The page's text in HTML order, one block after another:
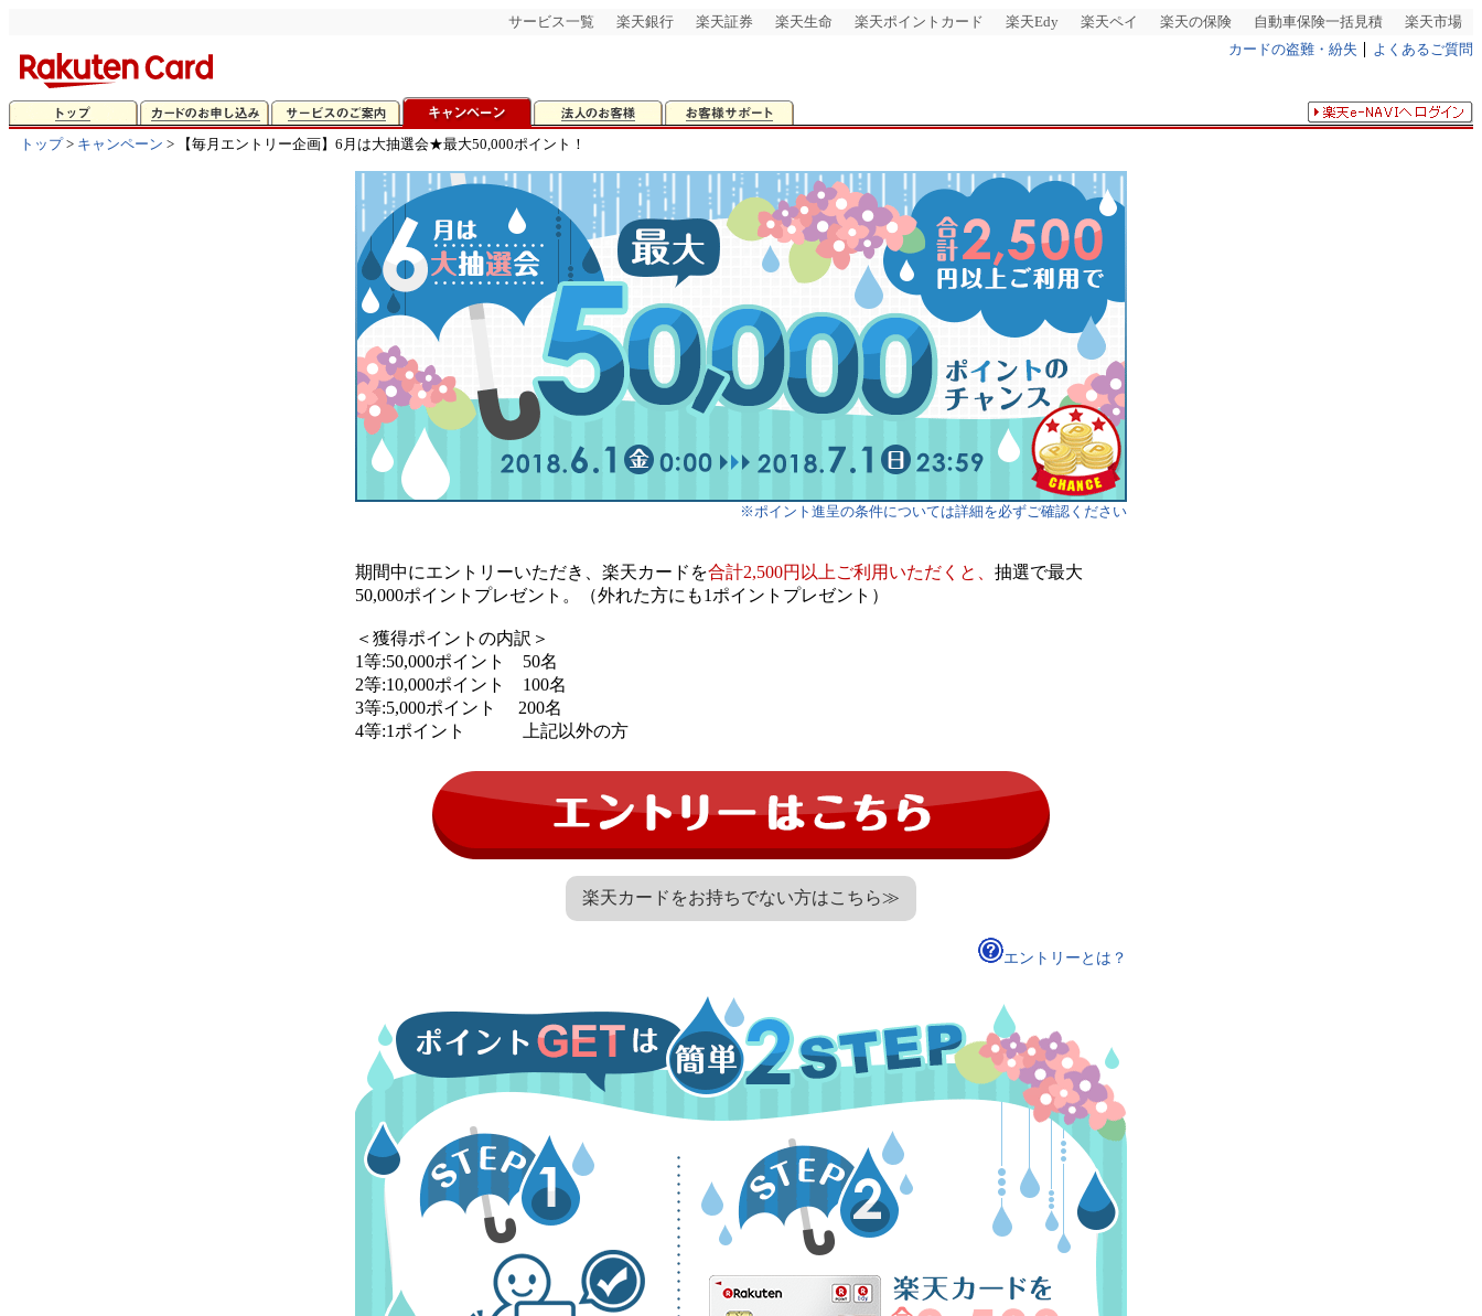
サービス一覧 楽天銀行 楽天証券 楽天生命 楽天ポイントカード 楽天Edy 楽天ペイ 楽天の保険 自動車保険一括見積
楽天市場
カードの盗難・紛失
よくあるご質問
トップ> キャンペーン > 【毎月エントリー企画】6月は大抽選会★最大50,000ポイント！
※ポイント進呈の条件については詳細を必ずご確認ください
期間中にエントリーいただき、楽天カードを合計2,500円以上ご利用いただくと、 抽選で最大
50,000ポイントプレゼント。（外れた方にも1ポイントプレゼント）
＜獲得ポイントの内訳＞
1等:50,000ポイント 50名
2等:10,000ポイント 100名
3等:5,000ポイント 200名
4等:1ポイント 上記以外の方
楽天カードをお持ちでない方はこちら≫
エントリーとは？